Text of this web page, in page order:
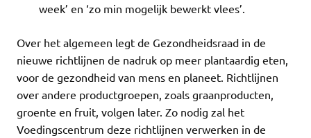
week’ en ‘zo min mogelijk bewerkt vlees’.
Over het algemeen legt de Gezondheidsraad in de
nieuwe richtlijnen de nadruk op meer plantaardig eten,
voor de gezondheid van mens en planeet. Richtlijnen
over andere productgroepen, zoals graanproducten,
groente en fruit, volgen later. Zo nodig zal het
Voedingscentrum deze richtlijnen verwerken in de